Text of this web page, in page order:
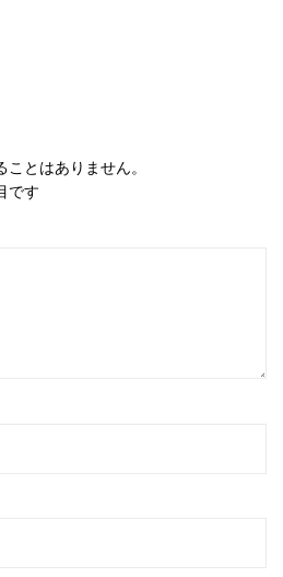
とはありません。
です